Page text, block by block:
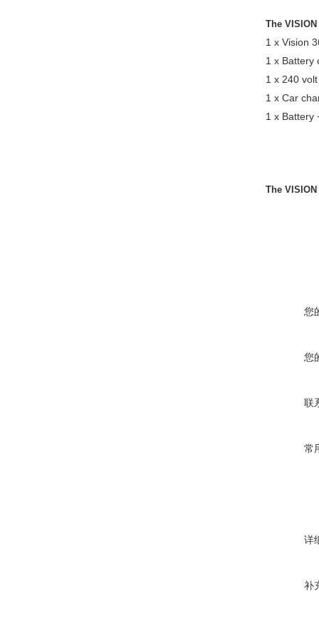
The
1 x Vision
1 x Battery
1 x 240
1 x Car
1 x Battery
The
您
您
联
常
详
补